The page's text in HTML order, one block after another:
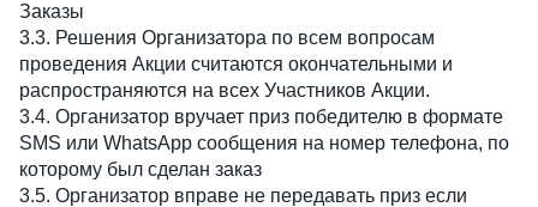
Заказы
3.3. Решения Организатора по всем вопросам
проведения Акции считаются окончательными и
распространяются на всех Участников Акции.
3.4. Организатор вручает приз победителю в формате
SMS или WhatsApp сообщения на номер телефона, по
которому был сделан заказ
3.5. Организатор вправе не передавать приз если